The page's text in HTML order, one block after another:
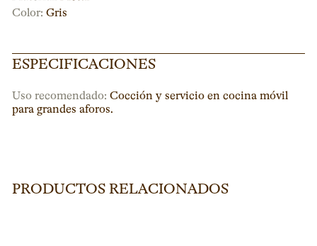
Color: Gris
ESPECIFICACIONES
Uso recomendado: Cocción y servicio en cocina móvil
para grandes aforos.
PRODUCTOS RELACIONADOS